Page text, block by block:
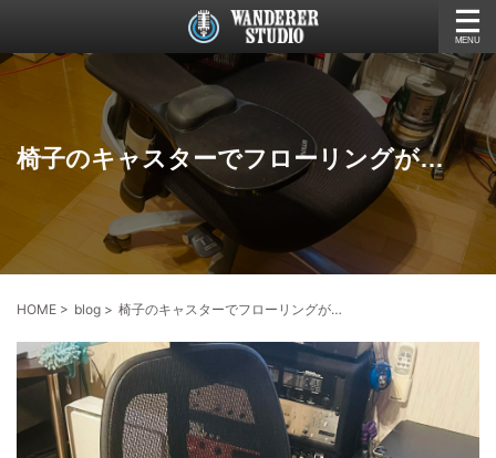
椅子のキャスターでフローリングが…
HOME > blog > 椅子のキャスターでフローリングが…